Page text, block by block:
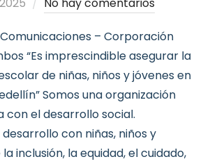
No hay comentarios
Comunicaciones – Corporación
“Es imprescindible asegurar la
de niñas, niños y jóvenes en
Somos una organización
el desarrollo social.
con niñas, niños y
inclusión, la equidad, el cuidado,